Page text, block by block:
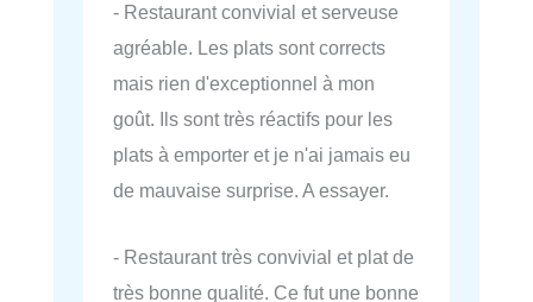
- Restaurant convivial et serveuse
agréable. Les plats sont corrects
mais rien d'exceptionnel à mon
goût. Ils sont très réactifs pour les
plats à emporter et je n'ai jamais eu
de mauvaise surprise. A essayer.
- Restaurant très convivial et plat de
très bonne qualité. Ce fut une bonne